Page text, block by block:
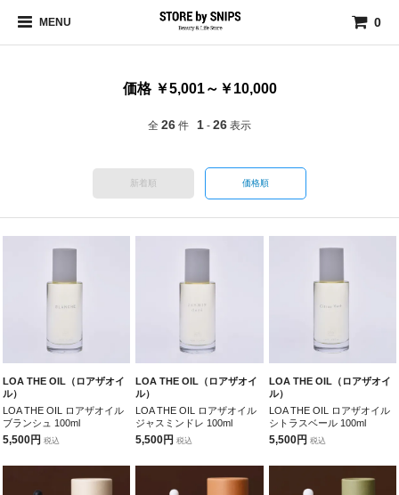
MENU 0
価格 ￥5,001～￥10,000
全 26 件 1 - 26 表示
新着順 価格順
LOA THE OIL（ロアザオイ
ル）
LOA THE OIL ロアザオイル
ブランシュ 100ml
5,500円 税込
LOA THE OIL（ロアザオイ
ル）
LOA THE OIL ロアザオイル
ジャスミンドレ 100ml
5,500円 税込
LOA THE OIL（ロアザオイ
ル）
LOA THE OIL ロアザオイル
シトラスベール 100ml
5,500円 税込